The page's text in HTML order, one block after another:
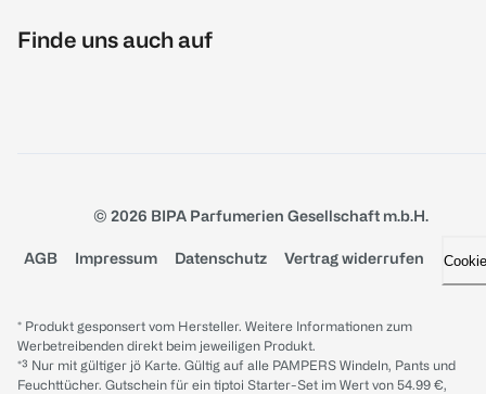
Finde uns auch auf
© 2026 BIPA Parfumerien Gesellschaft m.b.H.
AGB Impressum Datenschutz Vertrag widerrufen
* Produkt gesponsert vom Hersteller. Weitere Informationen zum
Werbetreibenden direkt beim jeweiligen Produkt.
*³ Nur mit gültiger jö Karte. Gültig auf alle PAMPERS Windeln, Pants und
Feuchttücher. Gutschein für ein tiptoi Starter-Set im Wert von 54.99 €,